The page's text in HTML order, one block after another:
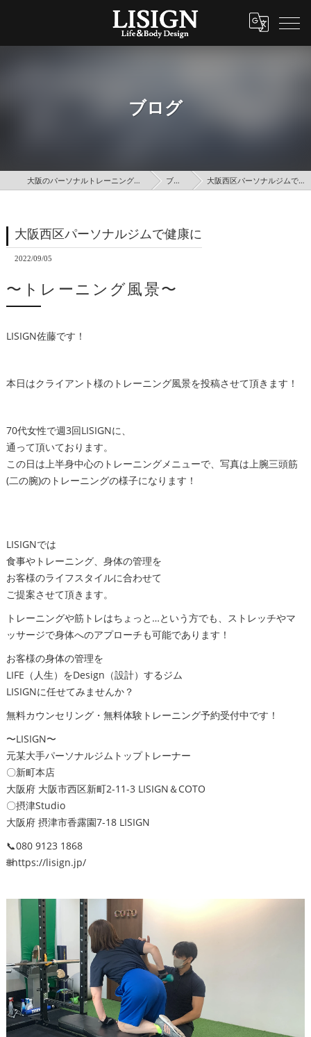
ブログ
大阪のパーソナルトレーニングはLISIGN ブログ 大阪西区パーソナルジムで健康に
大阪西区パーソナルジムで健康に
2022/09/05
〜トレーニング風景〜
LISIGN佐藤です！
本日はクライアント様のトレーニング風景を投稿させて頂きます！
70代女性で週3回LISIGNに、
通って頂いております。
この日は上半身中心のトレーニングメニューで、写真は上腕三頭筋
(二の腕)のトレーニングの様子になります！
LISIGNでは
食事やトレーニング、身体の管理を
お客様のライフスタイルに合わせて
ご提案させて頂きます。
トレーニングや筋トレはちょっと…という方でも、ストレッチやマ
ッサージで身体へのアプローチも可能であります！
お客様の身体の管理を
LIFE（人生）をDesign（設計）するジム
LISIGNに任せてみませんか？
無料カウンセリング・無料体験トレーニング予約受付中です！
〜LISIGN〜
元某大手パーソナルジムトップトレーナー
〇新町本店
大阪府 大阪市西区新町2-11-3 LISIGN＆COTO
〇摂津Studio
大阪府 摂津市香露園7-18 LISIGN
📞080 9123 1868
🌐https://lisign.jp/